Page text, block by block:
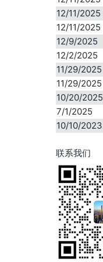
12/11/2025
12/11/2025
12/9/2025
12/2/2025
11/29/2025
11/29/2025
10/20/2025
7/1/2025
10/10/2023
联系我们